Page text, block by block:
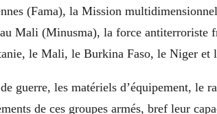
(Fama), la Mission
Mali (Minusma), la force antiterroriste
le Mali, le Burkina Faso, le Niger et
guerre, les matériels d’équipement, le
de ces groupes armés, bref leur